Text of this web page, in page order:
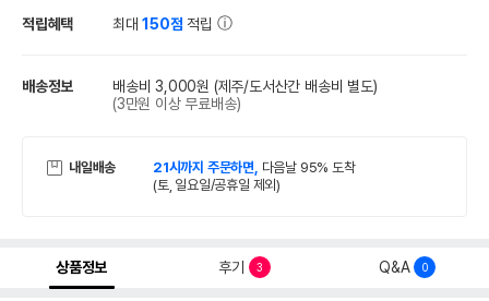
적립혜택 최대150점 적립
배송정보 배송비 3,000원 (제주/도서산간 배송비 별도)
(3만원 이상 무료배송)
내일배송 21시까지 주문하면, 다음날 95% 도착
(토, 일요일/공휴일 제외)
상품정보 후기 3 Q&A 0